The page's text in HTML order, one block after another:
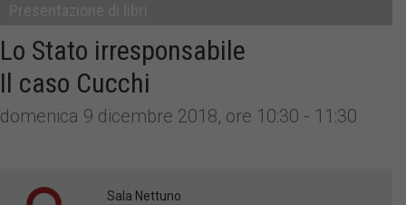
Lo Stato irresponsabile
Il caso Cucchi
domenica 9 dicembre 2018, ore 10:30 - 11:30
Sala Nettuno